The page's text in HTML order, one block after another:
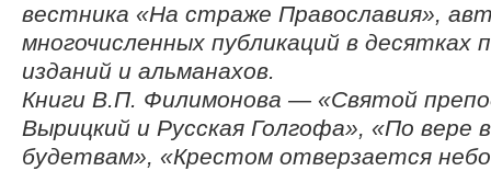
вестника «На страже Православия»,
многочисленных публикаций в десятках
изданий и альманахов.
Книги В.П. Филимонова — «Святой
Вырицкий и Русская Голгофа», «По вере
будетвам», «Крестом отверзается